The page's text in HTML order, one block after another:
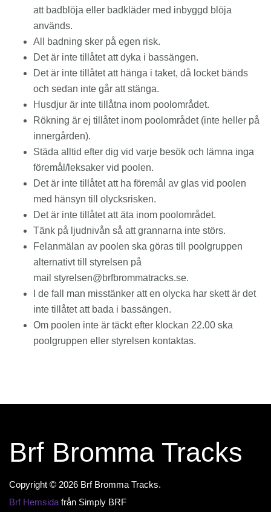
att badblöja eller badkläder med inbyggd blöja
används.
All badning sker på egen risk.
Det är inte tillåtet att dyka i bassängen.
Det är inte tillåtet att hänga i taket, då locket bänds
och sedan inte går att stänga.
Husdjur är inte tillåtna inom poolområdet.
Rökning är ej tillåtet inom poolområdet (inte heller på
innergården).
Städa alltid efter dig vid varje besök och lämna inga
föremål/leksaker vid poolen.
Det är inte tillåtet att ha föremål av glas vid poolen
med hänsyn till olycksrisken.
Det är inte tillåtet att äta inom poolområdet.
Tänk på ljudnivån så att grannarna inte störs.
Felanmälan av poolen ska göras till poolgruppen
alternativt till styrelsen på
mail styrelsen@brfbrommatracks.se.
I de fall man misstänker att en olycka har skett är det
inte tillåtet att bada i bassängen.
Om poolen inte är täckt efter klockan 22.00 ska
poolgruppen eller styrelsen kontaktas.
Brf Bromma Tracks
Copyright © 2026 Brf Bromma Tracks.
Brf Hemsida från Simply BRF